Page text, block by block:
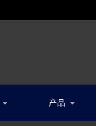
产品